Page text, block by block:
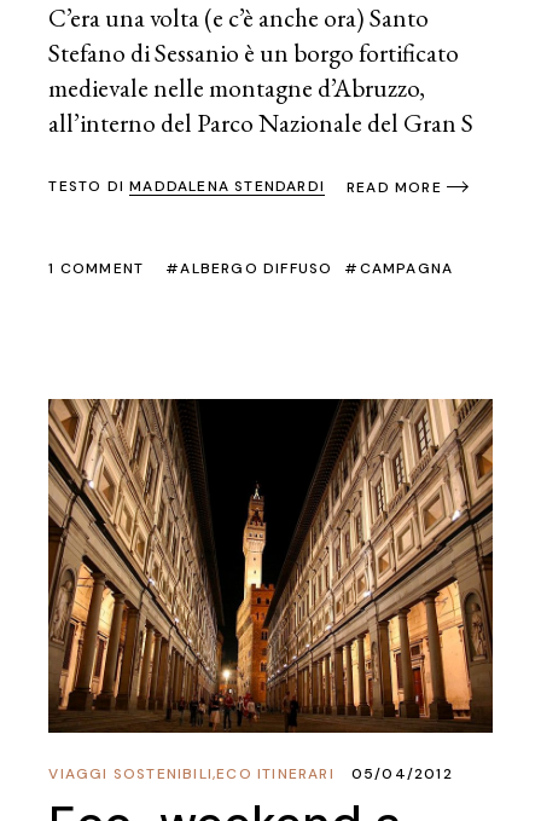
C’era una volta (e c’è anche ora) Santo
Stefano di Sessanio è un borgo fortificato
medievale nelle montagne d’Abruzzo,
all’interno del Parco Nazionale del Gran S
TESTO DIMADDALENA STENDARDI READ MORE
1 COMMENT ALBERGO DIFFUSO CAMPAGNA
ECO ITINERARI
,
VIAGGI SOSTENIBILI 05/04/2012